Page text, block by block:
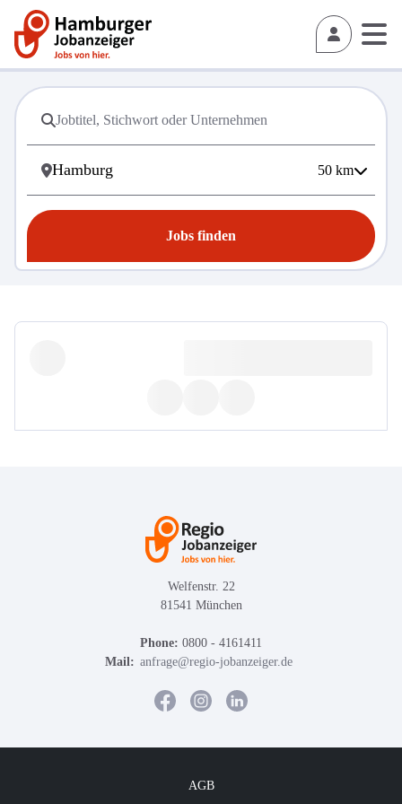
50 km
Jobs finden
Welfenstr. 22
81541 München
Phone: 0800 - 4161411
Mail: anfrage@regio-jobanzeiger.de
AGB